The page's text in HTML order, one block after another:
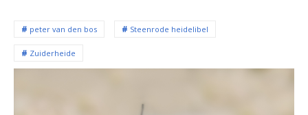
peter van den bos Steenrode heidelibel
Zuiderheide